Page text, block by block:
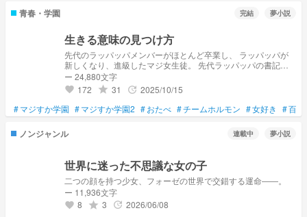
青春・学園 完結 夢小説
生きる意味の見つけ方
先代のラッパッパメンバーがほとんど卒業し、 ラッパッパが
新しくなり、進級したマジ女生徒。 先代ラッパッパの書記で
あった夢主は今年もラッパッパの書記として 私立馬路須加女
学園高校に起こる新たなる問題に立ち向かって行く
ー 24,880文字
favorite 172 grade 31 update 2025/10/15
#マジすか学園 #マジすか学園2 #おたべ #チームホルモン #女好き #百合
ノンジャンル 連載中 夢小説
世界に迷った不思議な女の子
二つの顔を持つ少女、フォーゼの世界で交錯する運命――。
ー 11,936文字
favorite 8 grade 3 update 2026/06/08